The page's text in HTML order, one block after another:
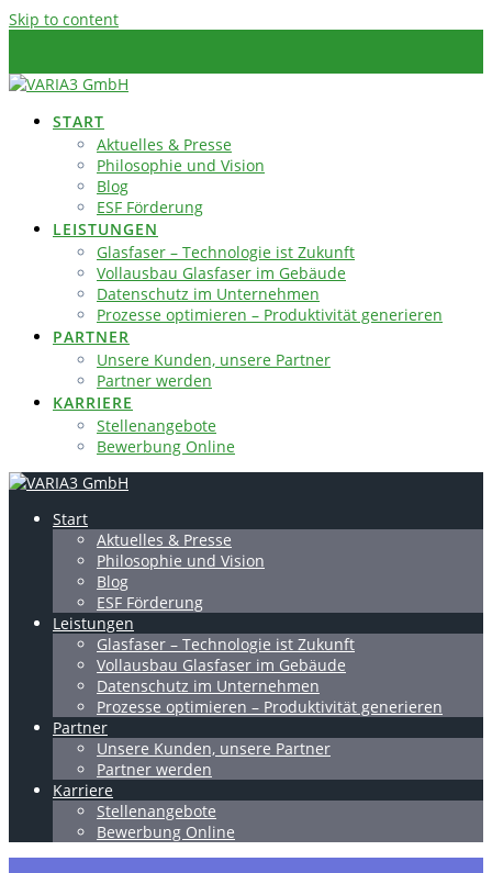
Skip to content
START
Aktuelles & Presse
Philosophie und Vision
Blog
ESF Förderung
LEISTUNGEN
Glasfaser – Technologie ist Zukunft
Vollausbau Glasfaser im Gebäude
Datenschutz im Unternehmen
Prozesse optimieren – Produktivität generieren
PARTNER
Unsere Kunden, unsere Partner
Partner werden
KARRIERE
Stellenangebote
Bewerbung Online
Start
Aktuelles & Presse
Philosophie und Vision
Blog
ESF Förderung
Leistungen
Glasfaser – Technologie ist Zukunft
Vollausbau Glasfaser im Gebäude
Datenschutz im Unternehmen
Prozesse optimieren – Produktivität generieren
Partner
Unsere Kunden, unsere Partner
Partner werden
Karriere
Stellenangebote
Bewerbung Online